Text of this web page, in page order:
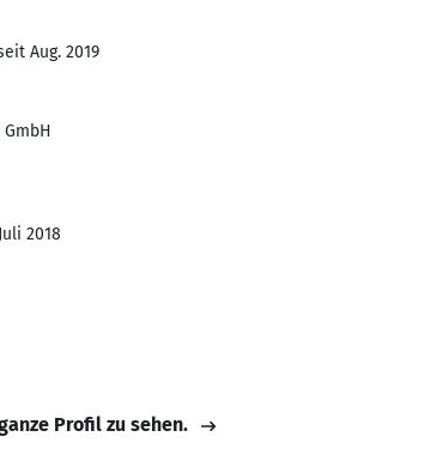
Aug. 2019
2018
Profil zu sehen.